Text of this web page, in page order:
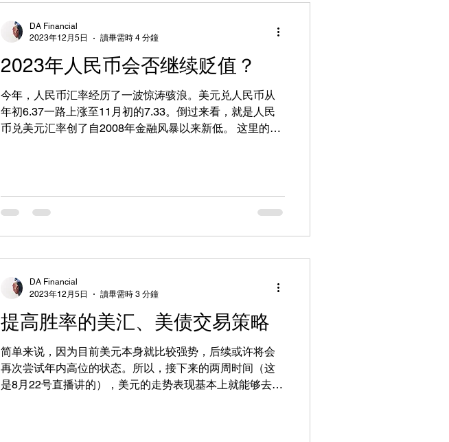
2023年人民币会否继续贬值？
今年，人民币汇率经历了一波惊涛骇浪。美元兑人民币从
年初6.37一路上涨至11月初的7.33。倒过来看，就是人民
币兑美元汇率创了自2008年金融风暴以来新低。 这里的美
DA Financial
2023年12月5日
讀畢需時 4 分鐘
提高胜率的美汇、美债交易策略
简单来说，因为目前美元本身就比较强势，后续或许将会
再次尝试年内高位的状态。所以，接下来的两周时间（这
是8月22号直播讲的），美元的走势表现基本上就能够去判
DA Financial
2023年12月5日
讀畢需時 3 分鐘